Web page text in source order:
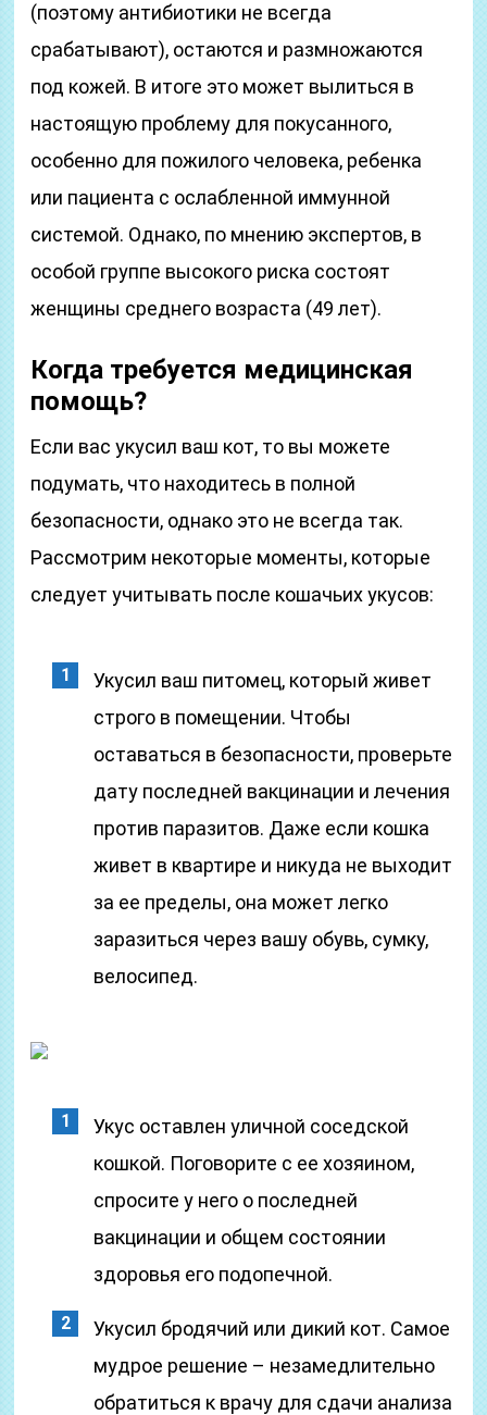
(поэтому антибиотики не всегда
срабатывают), остаются и размножаются
под кожей. В итоге это может вылиться в
настоящую проблему для покусанного,
особенно для пожилого человека, ребенка
или пациента с ослабленной иммунной
системой. Однако, по мнению экспертов, в
особой группе высокого риска состоят
женщины среднего возраста (49 лет).
Когда требуется медицинская
помощь?
Если вас укусил ваш кот, то вы можете
подумать, что находитесь в полной
безопасности, однако это не всегда так.
Рассмотрим некоторые моменты, которые
следует учитывать после кошачьих укусов:
Укусил ваш питомец, который живет
строго в помещении. Чтобы
оставаться в безопасности, проверьте
дату последней вакцинации и лечения
против паразитов. Даже если кошка
живет в квартире и никуда не выходит
за ее пределы, она может легко
заразиться через вашу обувь, сумку,
велосипед.
Укус оставлен уличной соседской
кошкой. Поговорите с ее хозяином,
спросите у него о последней
вакцинации и общем состоянии
здоровья его подопечной.
Укусил бродячий или дикий кот. Самое
мудрое решение – незамедлительно
обратиться к врачу для сдачи анализа